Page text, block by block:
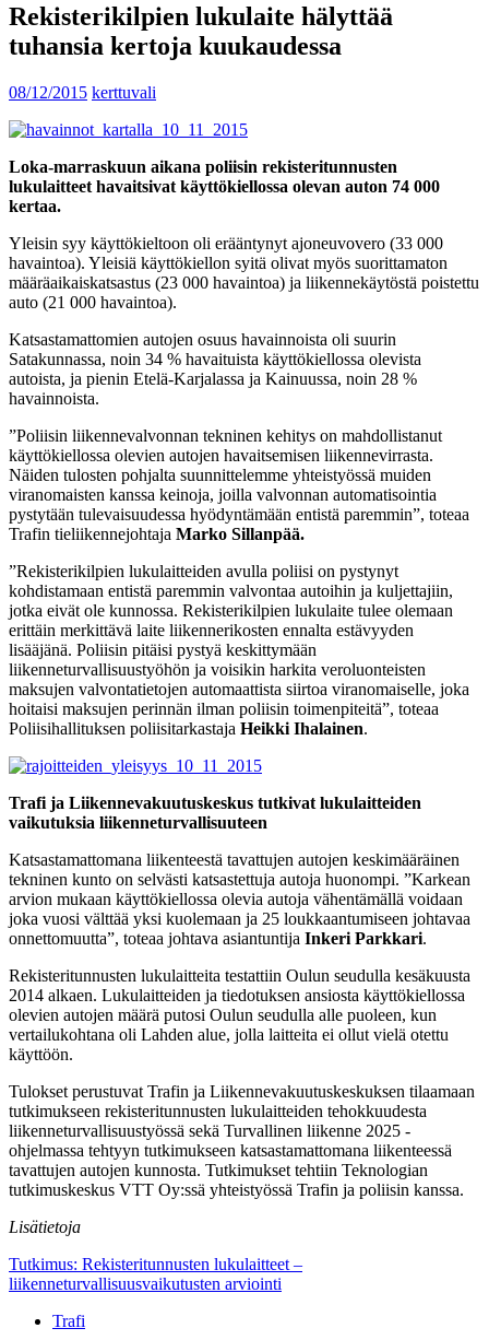
Rekisterikilpien lukulaite hälyttää
tuhansia kertoja kuukaudessa
08/12/2015 kerttuvali
Loka-marraskuun aikana poliisin rekisteritunnusten
lukulaitteet havaitsivat käyttökiellossa olevan auton 74 000
kertaa.
Yleisin syy käyttökieltoon oli erääntynyt ajoneuvovero (33 000
havaintoa). Yleisiä käyttökiellon syitä olivat myös suorittamaton
määräaikaiskatsastus (23 000 havaintoa) ja liikennekäytöstä poistettu
auto (21 000 havaintoa).
Katsastamattomien autojen osuus havainnoista oli suurin
Satakunnassa, noin 34 % havaituista käyttökiellossa olevista
autoista, ja pienin Etelä-Karjalassa ja Kainuussa, noin 28 %
havainnoista.
”Poliisin liikennevalvonnan tekninen kehitys on mahdollistanut
käyttökiellossa olevien autojen havaitsemisen liikennevirrasta.
Näiden tulosten pohjalta suunnittelemme yhteistyössä muiden
viranomaisten kanssa keinoja, joilla valvonnan automatisointia
pystytään tulevaisuudessa hyödyntämään entistä paremmin”, toteaa
Trafin tieliikennejohtaja Marko Sillanpää.
”Rekisterikilpien lukulaitteiden avulla poliisi on pystynyt
kohdistamaan entistä paremmin valvontaa autoihin ja kuljettajiin,
jotka eivät ole kunnossa. Rekisterikilpien lukulaite tulee olemaan
erittäin merkittävä laite liikennerikosten ennalta estävyyden
lisääjänä. Poliisin pitäisi pystyä keskittymään
liikenneturvallisuustyöhön ja voisikin harkita veroluonteisten
maksujen valvontatietojen automaattista siirtoa viranomaiselle, joka
hoitaisi maksujen perinnän ilman poliisin toimenpiteitä”, toteaa
Poliisihallituksen poliisitarkastaja Heikki Ihalainen.
Trafi ja Liikennevakuutuskeskus tutkivat lukulaitteiden
vaikutuksia liikenneturvallisuuteen
Katsastamattomana liikenteestä tavattujen autojen keskimääräinen
tekninen kunto on selvästi katsastettuja autoja huonompi. ”Karkean
arvion mukaan käyttökiellossa olevia autoja vähentämällä voidaan
joka vuosi välttää yksi kuolemaan ja 25 loukkaantumiseen johtavaa
onnettomuutta”, toteaa johtava asiantuntija Inkeri Parkkari.
Rekisteritunnusten lukulaitteita testattiin Oulun seudulla kesäkuusta
2014 alkaen. Lukulaitteiden ja tiedotuksen ansiosta käyttökiellossa
olevien autojen määrä putosi Oulun seudulla alle puoleen, kun
vertailukohtana oli Lahden alue, jolla laitteita ei ollut vielä otettu
käyttöön.
Tulokset perustuvat Trafin ja Liikennevakuutuskeskuksen tilaamaan
tutkimukseen rekisteritunnusten lukulaitteiden tehokkuudesta
liikenneturvallisuustyössä sekä Turvallinen liikenne 2025 -
ohjelmassa tehtyyn tutkimukseen katsastamattomana liikenteessä
tavattujen autojen kunnosta. Tutkimukset tehtiin Teknologian
tutkimuskeskus VTT Oy:ssä yhteistyössä Trafin ja poliisin kanssa.
Lisätietoja
Tutkimus: Rekisteritunnusten lukulaitteet –
liikenneturvallisuusvaikutusten arviointi
Trafi